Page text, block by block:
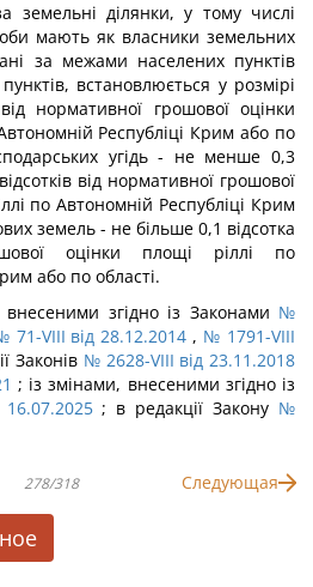
земельні ділянки, у тому числі
мають як власники земельних
за межами населених пунктів
встановлюється у розмірі
нормативної грошової оцінки
Республіці Крим або по
угідь - не менше 0,3
від нормативної грошової
по Автономній Республіці Крим
земель - не більше 0,1 відсотка
оцінки площі ріллі по
або по області.
згідно із Законами №
71-VIII від 28.12.2014 , № 1791-VIII
Законів № 2628-VIII від 23.11.2018
; із змінами, внесеними згідно із
; в редакції Закону №
278/318 Следующая